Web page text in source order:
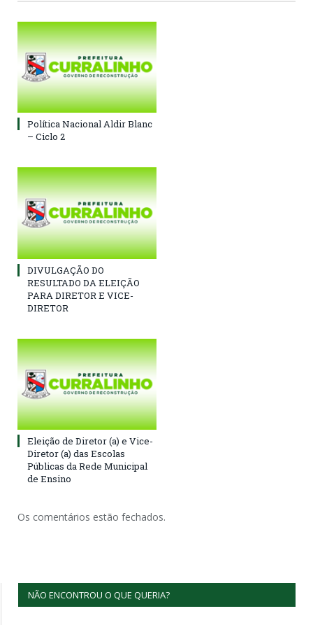
Política Nacional Aldir Blanc
– Ciclo 2
DIVULGAÇÃO DO
RESULTADO DA ELEIÇÃO
PARA DIRETOR E VICE-
DIRETOR
Eleição de Diretor (a) e Vice-
Diretor (a) das Escolas
Públicas da Rede Municipal
de Ensino
Os comentários estão fechados.
NÃO ENCONTROU O QUE QUERIA?